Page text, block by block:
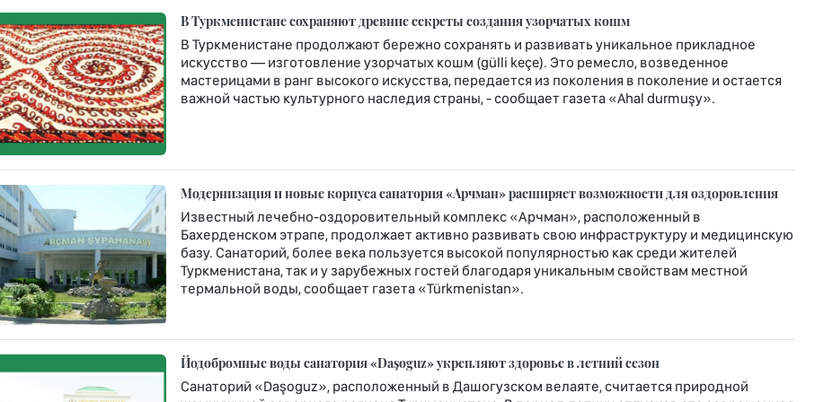
В Туркменистане сохраняют древние секреты создания узорчатых кошм
В Туркменистане продолжают бережно сохранять и развивать уникальное прикладное
искусство — изготовление узорчатых кошм (gülli keçe). Это ремесло, возведенное
мастерицами в ранг высокого искусства, передается из поколения в поколение и остается
важной частью культурного наследия страны, - сообщает газета «Ahal durmuşy».
Модернизация и новые корпуса санатория «Арчман» расширяет возможности для оздоровления
Известный лечебно-оздоровительный комплекс «Арчман», расположенный в
Бахерденском этрапе, продолжает активно развивать свою инфраструктуру и медицинскую
базу. Санаторий, более века пользуется высокой популярностью как среди жителей
Туркменистана, так и у зарубежных гостей благодаря уникальным свойствам местной
термальной воды, сообщает газета «Türkmenistan».
Йодобромные воды санатория «Daşoguz» укрепляют здоровье в летний сезон
Санаторий «Daşoguz», расположенный в Дашогузском велаяте, считается природной